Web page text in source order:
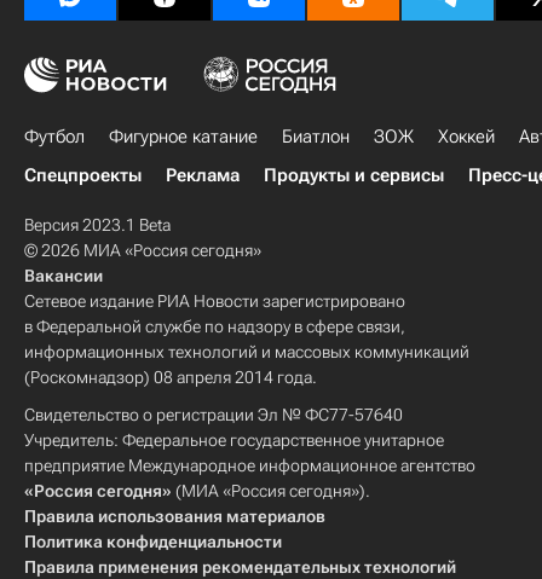
Футбол Фигурное катание Биатлон ЗОЖ Хоккей
Спецпроекты
Реклама Продукты и сервисы Пресс-
Версия 2023.1 Beta
© 2026 МИА «Россия сегодня»
Вакансии
Сетевое издание РИА Новости зарегистрировано
в Федеральной службе по надзору в сфере связи,
информационных технологий и массовых коммуникаций
(Роскомнадзор) 08 апреля 2014 года.
Свидетельство о регистрации Эл № ФС77-57640
Учредитель: Федеральное государственное унитарное
предприятие Международное информационное агентство
«Россия сегодня» (МИА «Россия сегодня»).
Правила использования материалов
Политика конфиденциальности
Правила применения рекомендательных технологий